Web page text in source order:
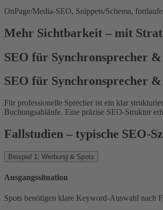
OnPage/Media-SEO, Snippets/Schema,
Mehr Sichtbarkeit – mit
SEO für Synchronsprecher
SEO für Synchronsprecher
Für professionelle Sprecher ist ein klar
Buchungsabläufe. Eine präzise SEO-Struktur
Fallstudien – typische SEO-
Beispiel 1: Werbung & Spots
Ausgangssituation
Spots benötigen klare Keyword-Auswahl nach